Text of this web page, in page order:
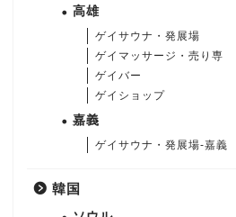
高雄
ゲイサウナ・発展場
ゲイマッサージ・売り専
ゲイバー
ゲイショップ
嘉義
ゲイサウナ・発展場-嘉義
韓国